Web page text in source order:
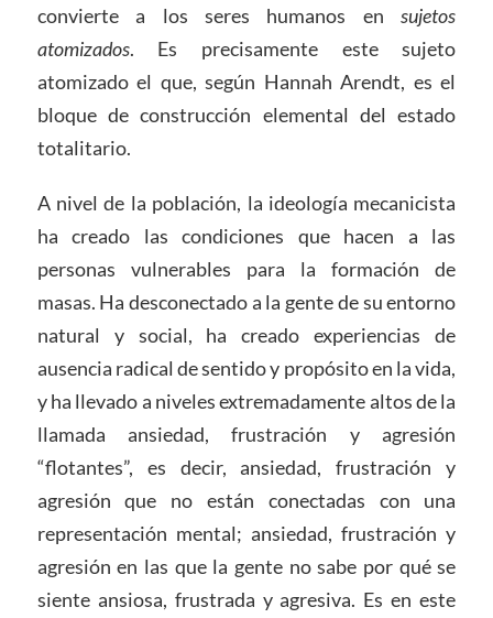
convierte a los seres humanos ensujetos
atomizados. Es precisamente este sujeto
atomizado el que, según Hannah Arendt, es el
bloque de construcción elemental del estado
totalitario.
A nivel de la población, la ideología mecanicista
ha creado las condiciones que hacen a las
personas vulnerables para la formación de
masas. Ha desconectado a la gente de su entorno
natural y social, ha creado experiencias de
ausencia radical de sentido y propósito en la vida,
y ha llevado a niveles extremadamente altos de la
llamada ansiedad, frustración y agresión
“flotantes”, es decir, ansiedad, frustración y
agresión que no están conectadas con una
representación mental; ansiedad, frustración y
agresión en las que la gente no sabe por qué se
siente ansiosa, frustrada y agresiva. Es en este